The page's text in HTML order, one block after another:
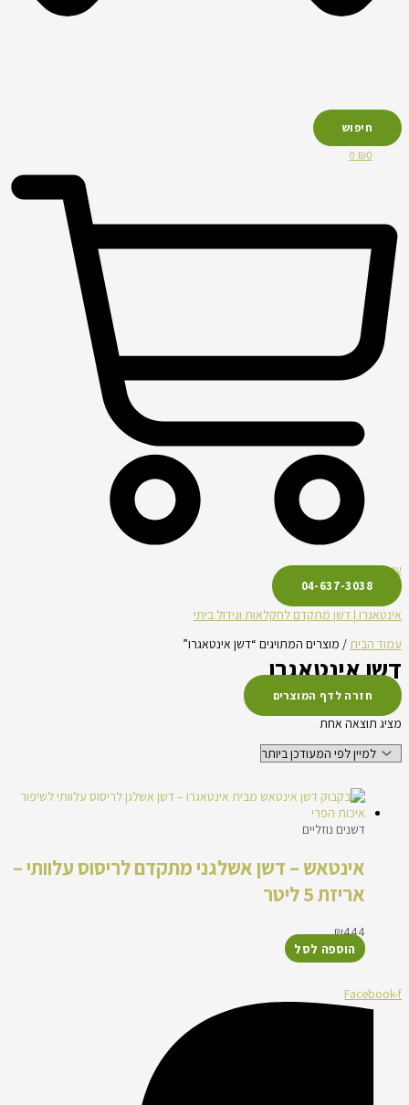
חיפוש
₪0
0
עגלת קניות
04-637-3038
אינטאגרו | דשן מתקדם לחקלאות וגידול ביתי
עמוד הבית/ מוצרים המתויגים “דשן אינטאגרו”
דשן אינטאגרו
חזרה לדף המוצרים
מציג תוצאה אחת
דשנים נוזליים
אינטאש – דשן אשלגני מתקדם לריסוס עלוותי –
אריזת 5 ליטר
₪444
הוספה לסל
Facebook-f